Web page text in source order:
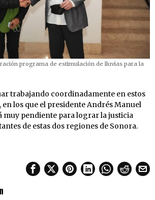
programa de estimulación de lluvias para la
trabajando coordinadamente en estos
en los que el presidente Andrés Manuel
muy pendiente para lograr la justicia
de estas dos regiones de Sonora.